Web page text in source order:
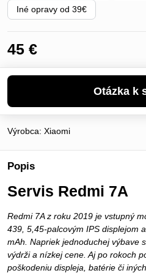
Iné opravy od 39€
45 €
Výrobca: Xiaomi
Popis
Servis Redmi 7A
Redmi 7A z roku 2019 je vstupný
439, 5,45-palcovým IPS displejom
mAh. Napriek jednoduchej výbave
výdrži a nízkej cene. Aj po rokoch
poškodeniu displeja, batérie či